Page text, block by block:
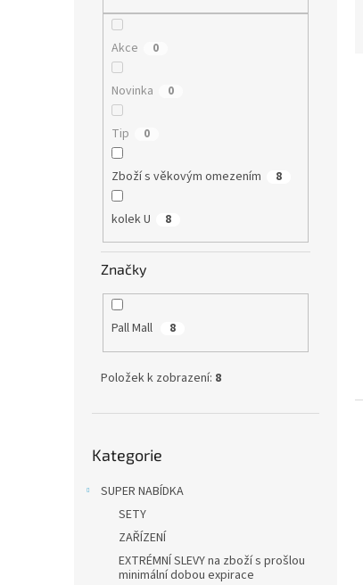
Akce 0
Novinka 0
Tip 0
Zboží s věkovým omezením 8
kolek U 8
Značky
Pall Mall 8
Položek k zobrazení: 8
kategorie
Kategorie
SUPER NABÍDKA
SETY
ZAŘÍZENÍ
EXTRÉMNÍ SLEVY na zboží s prošlou
minimální dobou expirace